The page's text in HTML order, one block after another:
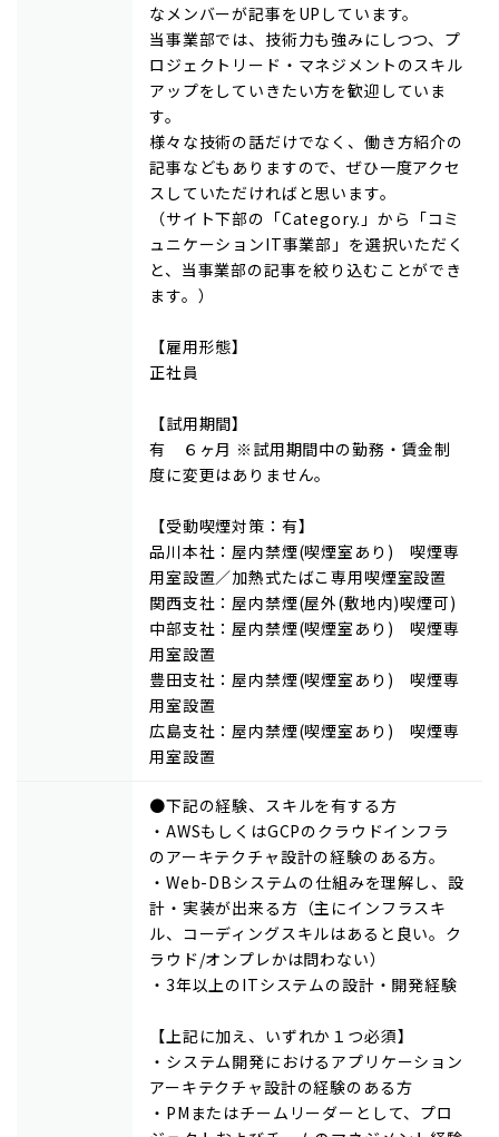
なメンバーが記事をUPしています。
当事業部では、技術力も強みにしつつ、プ
ロジェクトリード・マネジメントのスキル
アップをしていきたい方を歓迎していま
す。
様々な技術の話だけでなく、働き方紹介の
記事などもありますので、ぜひ一度アクセ
スしていただければと思います。
（サイト下部の「Category.」から「コミ
ュニケーションIT事業部」を選択いただく
と、当事業部の記事を絞り込むことができ
ます。）
【雇用形態】
正社員
【試用期間】
有 ６ヶ月 ※試用期間中の勤務・賃金制
度に変更はありません。
【受動喫煙対策：有】
品川本社：屋内禁煙(喫煙室あり) 喫煙専
用室設置／加熱式たばこ専用喫煙室設置
関西支社：屋内禁煙(屋外(敷地内)喫煙可)
中部支社：屋内禁煙(喫煙室あり) 喫煙専
用室設置
豊田支社：屋内禁煙(喫煙室あり) 喫煙専
用室設置
広島支社：屋内禁煙(喫煙室あり) 喫煙専
用室設置
●下記の経験、スキルを有する方
・AWSもしくはGCPのクラウドインフラ
のアーキテクチャ設計の経験のある方。
・Web-DBシステムの仕組みを理解し、設
計・実装が出来る方（主にインフラスキ
ル、コーディングスキルはあると良い。ク
ラウド/オンプレかは問わない）
・3年以上のITシステムの設計・開発経験
【上記に加え、いずれか１つ必須】
・システム開発におけるアプリケーション
アーキテクチャ設計の経験のある方
・PMまたはチームリーダーとして、プロ